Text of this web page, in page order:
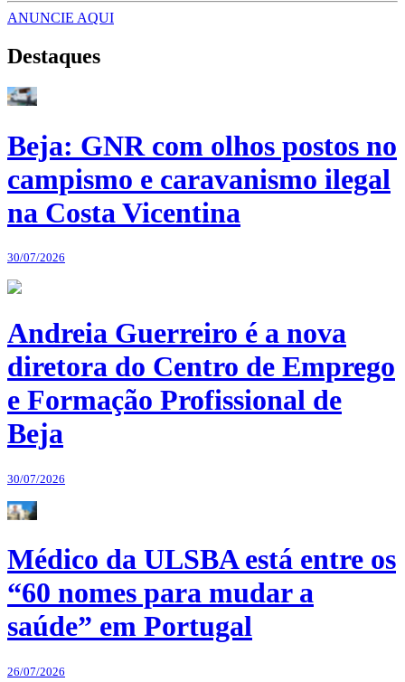
ANUNCIE AQUI
Destaques
Beja: GNR com olhos postos no
campismo e caravanismo ilegal
na Costa Vicentina
30/07/2026
Andreia Guerreiro é a nova
diretora do Centro de Emprego
e Formação Profissional de
Beja
30/07/2026
Médico da ULSBA está entre os
“60 nomes para mudar a
saúde” em Portugal
26/07/2026